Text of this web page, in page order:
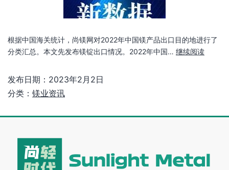
根据中国海关统计，尚镁网对2022年中国镁产品出口目的地进行了
分类汇总。本文先发布镁锭出口情况。2022年中国… 继续阅读
发布日期： 2023年2月2日
分类： 镁业资讯